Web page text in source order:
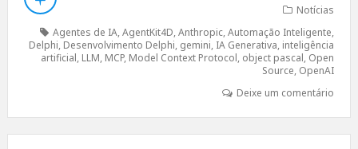
Notícias
Agentes de IA,AgentKit4D,Anthropic,Automação Inteligente,
Delphi, Desenvolvimento Delphi, gemini, IA Generativa, inteligência
artificial, LLM, MCP, Model Context Protocol, object pascal, Open
Source, OpenAI
Deixe um comentário